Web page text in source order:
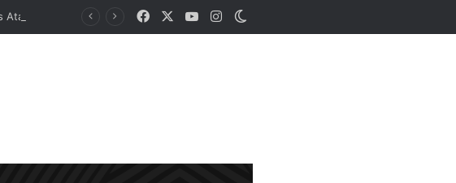
FacebookYouTubeInstagramDış görünümü değiştir